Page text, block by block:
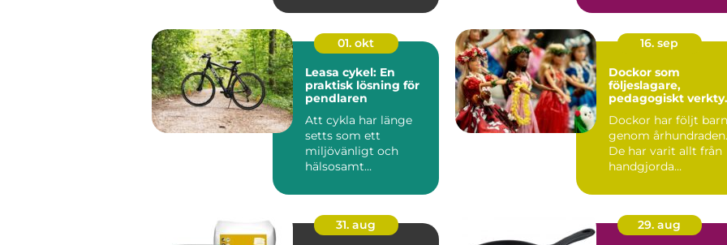
01. okt
Leasa cykel: En
praktisk lösning för
pendlaren
Att cykla har länge
setts som ett
miljövänligt och
hälsosamt
16. sep
Dockor som
följeslagare,
pedagogiskt
Dockor har följt barn
genom århundraden.
De har varit allt från
handgjorda
avancerad...
31. aug
29. aug